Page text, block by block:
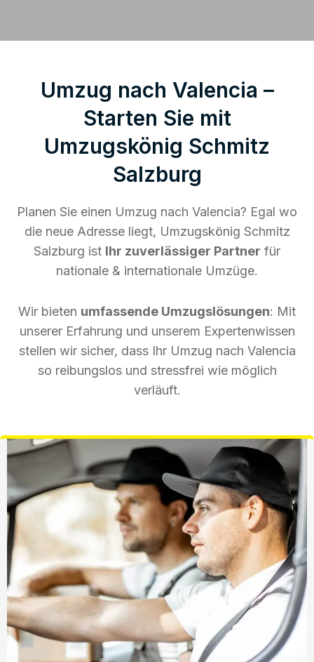
Umzug nach Valencia –
Starten Sie mit
Umzugskönig Schmitz
Salzburg
Planen Sie einen Umzug nach Valencia? Egal wo
die neue Adresse liegt, Umzugskönig Schmitz
Salzburg ist Ihr zuverlässiger Partner für
nationale & internationale Umzüge.
Wir bieten umfassende Umzugslösungen: Mit
unserer Erfahrung und unserem Expertenwissen
stellen wir sicher, dass Ihr Umzug nach Valencia
so reibungslos und stressfrei wie möglich
verläuft.